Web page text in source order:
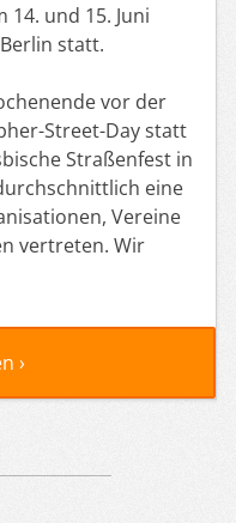
14. und 15. Juni
statt.
vor der
Street-Day statt
Straßenfest in
eine
Vereine
vertreten. Wir
›